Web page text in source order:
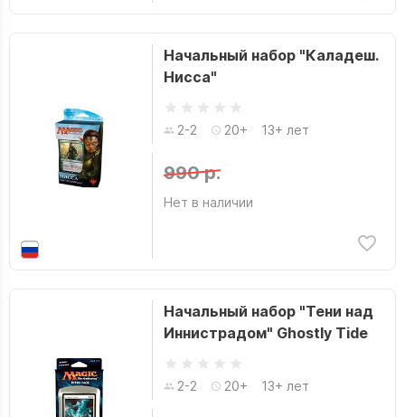
Начальный набор "Каладеш.
Нисса"
2-2 20+ 13+ лет
990 р.
Нет в наличии
Начальный набор "Тени над
Иннистрадом" Ghostly Tide
2-2 20+ 13+ лет